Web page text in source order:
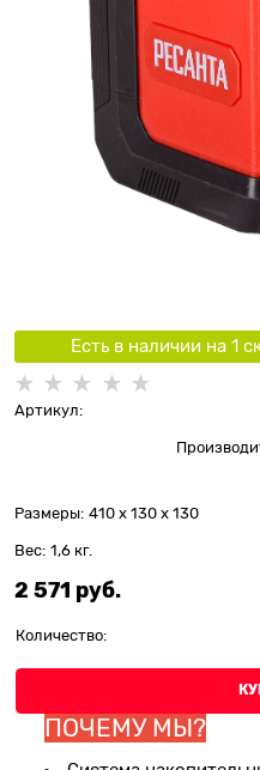
Есть в наличии на 1
Артикул:
Размеры: 410 x 130 x 130
Вес: 1,6 кг.
2 571 руб.
Количество:
ПОЧЕМУ МЫ?